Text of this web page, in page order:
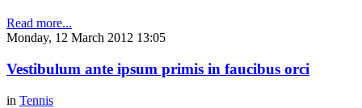
Read more...
Monday, 12 March 2012 13:05
Vestibulum ante ipsum primis in faucibus orci
in Tennis